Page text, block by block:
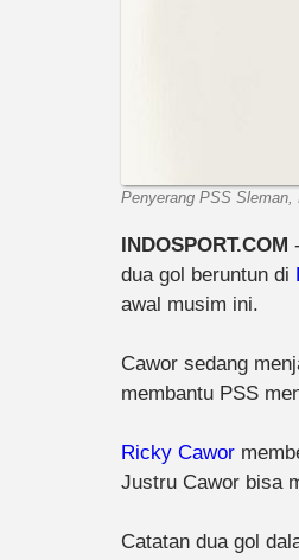
Penyerang PSS Sleman,
INDOSPORT.COM
dua gol beruntun di
awal musim ini.
Cawor sedang
membantu PSS
Ricky Cawor
Justru Cawor bisa
Catatan dua gol